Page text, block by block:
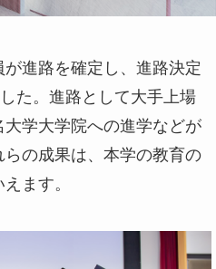
進路を確定し、進路決定
た。進路として大手上場
学大学院への進学などが
の成果は、本学の教育の
ます。